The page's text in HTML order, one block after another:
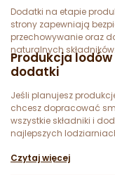
Dodatki na etapie
strony zapewniają
przechowywanie oraz
naturalnych składników.
Produkcja
dodatki
Jeśli planujesz
chcesz dopracować
wszystkie składniki i
najlepszych
technologiczne i
Czytaj więcej